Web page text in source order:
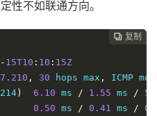
性不如联通方向。
 复制
 复制
 复制
 复制
 复制
- 15T10 : 10 : 15Z
, 30 hops max ,
) 6.10 ms / 1.55 ms /
0.50 ms / 0.41 ms /